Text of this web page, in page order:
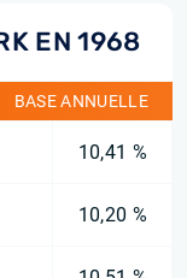
EN 1968
BASE ANNUELLE
10,41 %
10,20 %